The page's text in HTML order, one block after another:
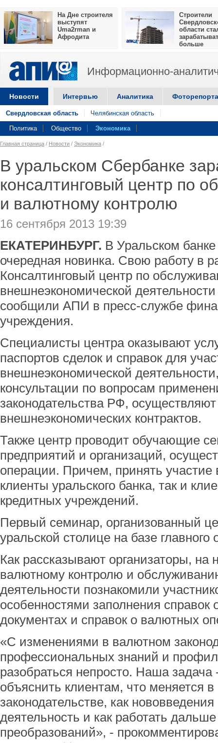
На Дне строителя
выступят
Uma2rman и
Афродита
Строители
области
больше
Информационно-
Новости Интервью Аналитика
Свердловская область Челябинская область
Политика Общество Экономика
Главная страница / Новости / Экономика /
В уральском Сбербанке
консалтинговый центр по
и валютному контролю
16 сентября 2013 19:39
ЕКАТЕРИНБУРГ. В Уральском
очередная новинка. Свою работу в
Консалтинговый центр по
внешнеэкономической
сообщили АПИ в пресс-службе
учреждения.
Специалисты центра оказывают
паспортов сделок и справок для
внешнеэкономической
консультации по вопросам
законодательства РФ, осуществляют
внешнеэкономических контрактов.
Также центр проводит обучающие
предприятий и организаций,
операции. Причем, принять участие
клиенты уральского банка, так и
кредитных учреждений.
Первый семинар, организованный
уральской столице на базе
Как рассказывают организаторы, на
валютному контролю и
деятельности познакомили
особенностями заполнения
документах и справок о валютных
«С изменениями в валютном
профессиональных знаний и
разобраться непросто. Наша
объяснить клиентам, что меняется
законодательстве, как
деятельность и как работать
преобразований», -